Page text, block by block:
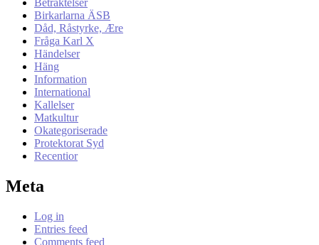
Birkarlarna ÄSB
Dåd, Råstyrke, Ære
Fråga Karl X
Händelser
Häng
Information
International
Kallelser
Matkultur
Okategoriserade
Protektorat Syd
Recentior
Meta
Log in
Entries feed
Comments feed